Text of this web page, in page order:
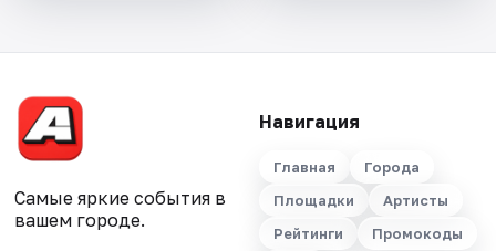
Самые яркие события в
вашем городе.
Навигация
Главная
Города
Площадки
Артисты
Рейтинги
Промокоды